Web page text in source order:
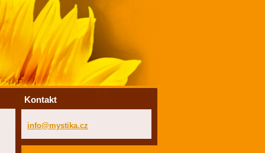
Kontakt
info@mystika.cz